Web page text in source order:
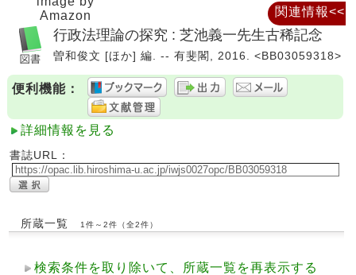
Amazon
行政法理論の探究 : 芝池義一先生古稀記念
曽和俊文 [ほか] 編. -- 有斐閣, 2016. <BB03059318>
便利機能：
詳細情報を見る
書誌URL：
所蔵一覧 1件～2件（全2件）
検索条件を取り除いて、所蔵一覧を再表示する
関連情報<<